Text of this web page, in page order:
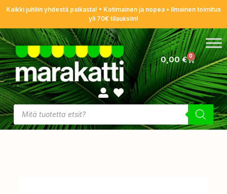
Kaikki juhliin yhdestä paikasta! • Kotimainen ja nopea • Ilmainen toimitus
yli 70€ tilauksiin!
0,00€ 0